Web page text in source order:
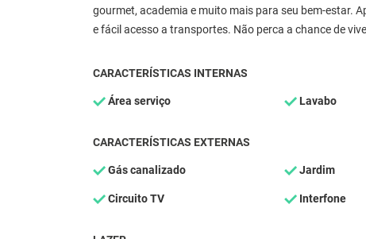
gourmet, academia e muito mais para seu bem-estar.
e fácil acesso a transportes. Não perca a chance de
CARACTERÍSTICAS INTERNAS
Área serviço Lavabo
CARACTERÍSTICAS EXTERNAS
Gás canalizado Jardim
Circuito TV Interfone